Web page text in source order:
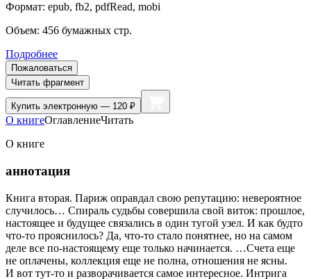
Формат: epub, fb2, pdfRead, mobi
Объем: 456 бумажных стр.
Подробнее
Пожаловаться
Читать фрагмент
Купить электронную — 120 ₽
О книгеОглавлениеЧитать
О книге
аннотация
Книга вторая. Париж оправдал свою репутацию: невероятное
случилось… Спираль судьбы совершила свой виток: прошлое,
настоящее и будущее связались в один тугой узел. И как будто
что-то прояснилось? Да, что-то стало понятнее, но на самом
деле все по-настоящему еще только начинается. …Счета еще
не оплачены, коллекция еще не полна, отношения не ясны.
И вот тут-то и разворачивается самое интересное. Интрига